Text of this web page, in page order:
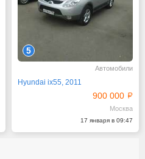
5
Автомобили
Hyundai ix55, 2011
900 000
Москва
17 января в 09:47